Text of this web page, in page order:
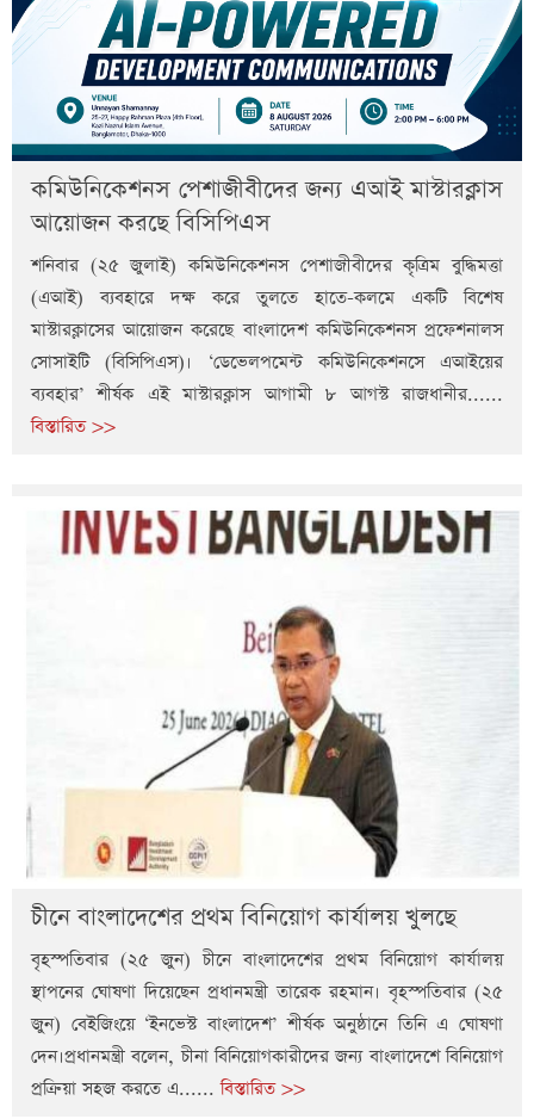
কমিউনিকেশনস পেশাজীবীদের জন্য এআই মাস্টারক্লাস
আয়োজন করছে বিসিপিএস
শনিবার (২৫ জুলাই) কমিউনিকেশনস পেশাজীবীদের কৃত্রিম বুদ্ধিমত্তা
(এআই) ব্যবহারে দক্ষ করে তুলতে হাতে-কলমে একটি বিশেষ
মাস্টারক্লাসের আয়োজন করেছে বাংলাদেশ কমিউনিকেশনস প্রফেশনালস
সোসাইটি (বিসিপিএস)। ‘ডেভেলপমেন্ট কমিউনিকেশনসে এআইয়ের
ব্যবহার’ শীর্ষক এই মাস্টারক্লাস আগামী ৮ আগস্ট রাজধানীর......
বিস্তারিত >>
চীনে বাংলাদেশের প্রথম বিনিয়োগ কার্যালয় খুলছে
বৃহস্পতিবার (২৫ জুন) চীনে বাংলাদেশের প্রথম বিনিয়োগ কার্যালয়
স্থাপনের ঘোষণা দিয়েছেন প্রধানমন্ত্রী তারেক রহমান। বৃহস্পতিবার (২৫
জুন) বেইজিংয়ে ‘ইনভেস্ট বাংলাদেশ’ শীর্ষক অনুষ্ঠানে তিনি এ ঘোষণা
দেন।প্রধানমন্ত্রী বলেন, চীনা বিনিয়োগকারীদের জন্য বাংলাদেশে বিনিয়োগ
প্রক্রিয়া সহজ করতে এ......বিস্তারিত >>